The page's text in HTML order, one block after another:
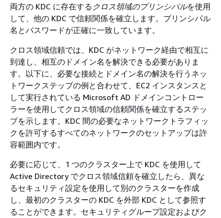
両方の KDC に存在する クロス領域のプリンシパルを使用
して、他の KDC で信頼関係を確立します。プリンシパル
名とパスワードが正確に一致しています。
クロス領域信頼では、KDC がネットワーク経由で相互に
到達し、相互のドメイン名を解決できる必要がありま
す。以下に、必要な接続とドメイン名の解決を行うネッ
トワークステップの例と合わせて、EC2 インスタンスと
して実行されている Microsoft AD ドメインコントロー
ラーを使用してクロス領域の信頼関係を確立するステッ
プを示します。KDC 間の必要なネットワークトラフィッ
クを許可するすべてのネットワークのセットアップは許
容範囲内です。
必要に応じて、1 つのクラスター上で KDC を使用して
Active Directory でクロス領域信頼を確立したら、異な
るセキュリティ設定を使用して別のクラスターを作成
し、最初のクラスターの KDC を外部 KDC として参照す
ることができます。セキュリティグループ設定およびク